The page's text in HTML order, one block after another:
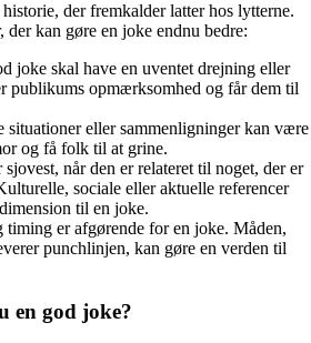
der fremkalder latter hos lytterne.
der kan gøre en joke endnu bedre:
joke skal have en uventet drejning eller
publikums opmærksomhed og får dem til
situationer eller sammenligninger kan være
og få folk til at grine.
sjovest, når den er relateret til noget, der er
sociale eller aktuelle referencer
til en joke.
timing er afgørende for en joke. Måden,
punchlinjen, kan gøre en verden til
en god joke?